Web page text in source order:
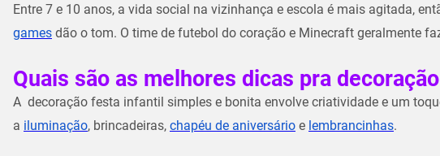
Entre 7 e 10 anos, a vida social na vizinhança e escola é mais agitada,
games dão o tom. O time de futebol do coração e Minecraft geralmente
Quais são as melhores dicas pra
A decoração festa infantil simples e bonita envolve criatividade e um
a iluminação, brincadeiras, chapéu de aniversário e lembrancinhas.